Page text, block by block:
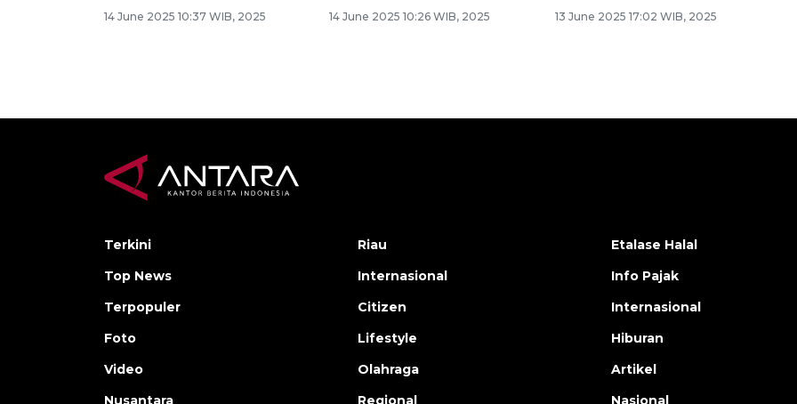
14 June 2025 10:37 WIB, 2025 14 June 2025 10:26 WIB, 2025 13 June 2025 17:02 WIB, 2025
Terkini
Top News
Terpopuler
Foto
Video
Nusantara
Riau
Internasional
Citizen
Lifestyle
Olahraga
Regional
Etalase Halal
Info Pajak
Internasional
Hiburan
Artikel
Nasional